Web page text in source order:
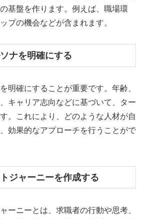
基盤を作ります。例えば、職場環
プの機会などが含まれます。
ナを明確にする
明確にすることが重要です。年齢、
キャリア志向などに基づいて、ター
。これにより、どのような人材が自
効果的なアプローチを行うことがで
ジャーニーを作成する
ーニーとは、求職者の行動や思考、